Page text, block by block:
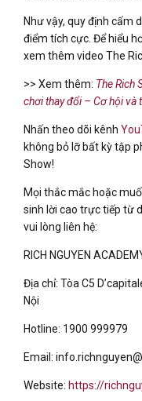
Như vậy, quy định cấm
điểm tích cực. Để hiểu
xem thêm video The
>> Xem thêm: The Rich
chơi thay đổi – Cơ hội và
Nhấn theo dõi kênh
không bỏ lỡ bất kỳ tập
Show!
Mọi thắc mắc hoặc
sinh lời cao trực tiếp từ
vui lòng liên hệ:
RICH NGUYEN
Địa chỉ: Tòa C5
Nội
Hotline: 1900 999979
Email:
Website: https://